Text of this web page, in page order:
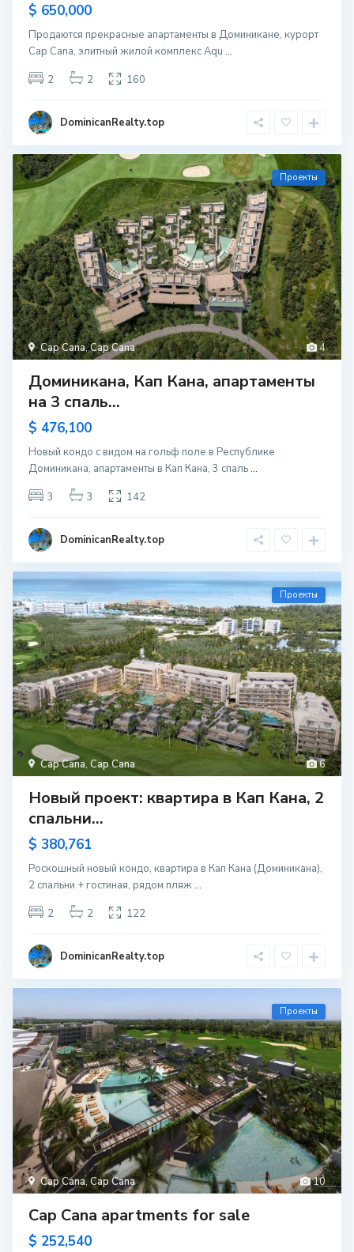
$ 650,000
Продаются прекрасные апартаменты в Доминикане, курорт
Cap Cana, элитный жилой комплекс Aqu ...
2
2 160
DominicanRealty.top
4
Cap Cana,Cap Cana
Проекты
Доминикана, Кап Кана, апартаменты
на 3 спаль...
$ 476,100
Новый кондо с видом на гольф поле в Республике
Доминикана, апартаменты в Кап Кана, 3 спаль...
3
3 142
DominicanRealty.top
6
Cap Cana, Cap Cana
Проекты
Новый проект: квартира в Кап Кана, 2
спальни...
$ 380,761
Роскошный новый кондо, квартира в Кап Кана (Доминикана),
2 спальни + гостиная, рядом пляж...
2
2 122
DominicanRealty.top
10
Cap Cana,Cap Cana
Проекты
Cap Cana apartments for sale
$ 252,540